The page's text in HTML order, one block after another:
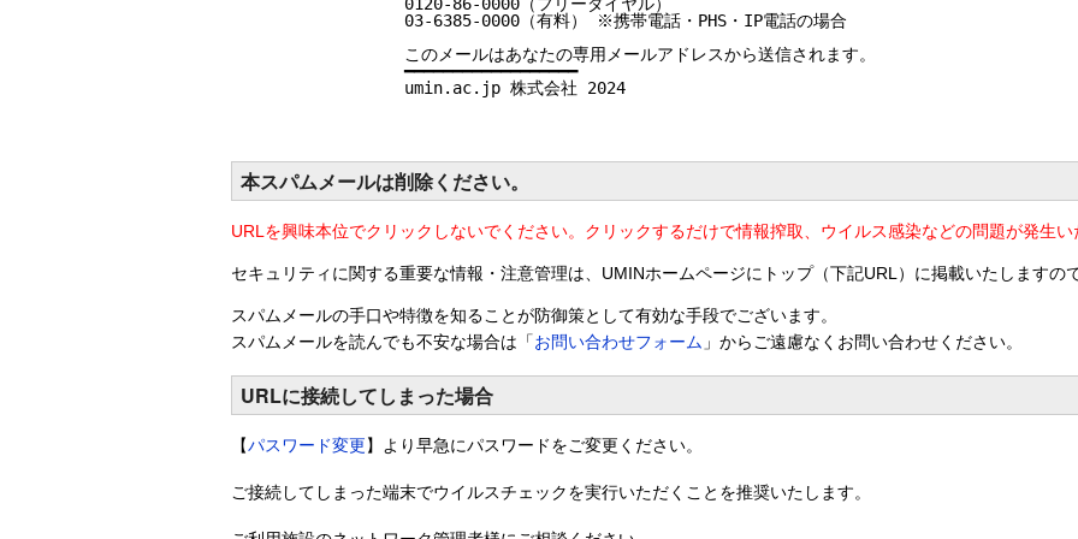
03-6385-0000（有料） ※携帯電話・PHS・IP電話の場合
このメールはあなたの専用メールアドレスから送信されます。
━━━━━━━━━━━━━━━━━━
umin.ac.jp 株式会社 2024
本スパムメールは削除ください。
URLを興味本位でクリックしないでください。クリックするだけで情報搾取、ウイルス感染などの問題が発生い
セキュリティに関する重要な情報・注意管理は、UMINホームページにトップ（下記URL）に掲載いたしますの
スパムメールの手口や特徴を知ることが防御策として有効な手段でございます。
スパムメールを読んでも不安な場合は「お問い合わせフォーム 」からご遠慮なくお問い合わせください。
URLに接続してしまった場合
【パスワード変更】より早急にパスワードをご変更ください。
ご接続してしまった端末でウイルスチェックを実行いただくことを推奨いたします。